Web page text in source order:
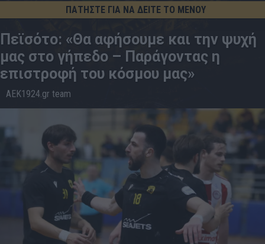
ΠΑΤΗΣΤΕ ΓΙΑ ΝΑ ΔΕΙΤΕ ΤΟ ΜΕΝΟΥ
20:24
Πεϊσότο: «Θα αφήσουμε και την ψυχή
μας στο γήπεδο – Παράγοντας η
επιστροφή του κόσμου μας»
AEK1924.gr team